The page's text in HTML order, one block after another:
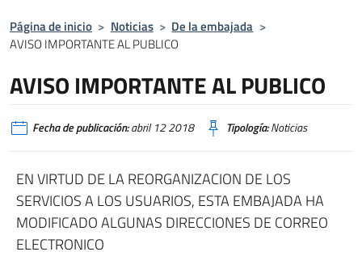
Página de inicio > Noticias > De la embajada >
AVISO IMPORTANTE AL PUBLICO
AVISO IMPORTANTE AL PUBLICO
Fecha de publicación:abril 12 2018 Tipología:Noticias
EN VIRTUD DE LA REORGANIZACION DE LOS
SERVICIOS A LOS USUARIOS, ESTA EMBAJADA HA
MODIFICADO ALGUNAS DIRECCIONES DE CORREO
ELECTRONICO